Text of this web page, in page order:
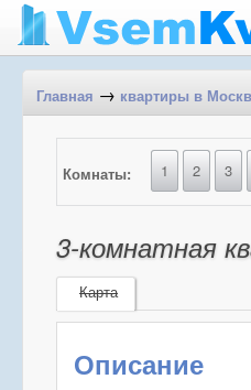
Главная → квартиры в
Комнаты: 1 2 3
3-комнатная
Карта
Описание